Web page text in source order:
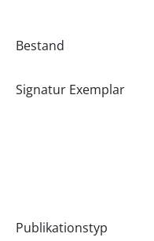
Bestand
Signatur Exemplar
Publikationstyp